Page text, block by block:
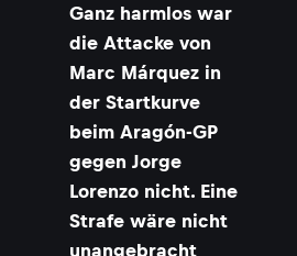
Ganz harmlos war
die Attacke von
Marc Márquez in
der Startkurve
beim Aragón-GP
gegen Jorge
Lorenzo nicht. Eine
Strafe wäre nicht
unangebracht